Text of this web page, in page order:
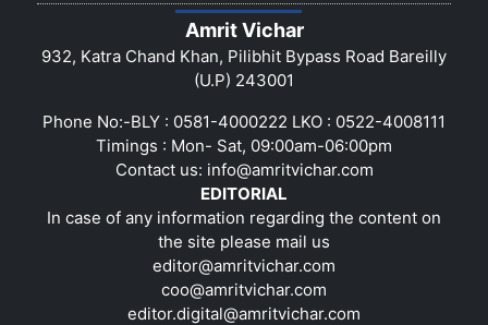
Amrit Vichar
932, Katra Chand Khan, Pilibhit Bypass Road Bareilly
(U.P) 243001
Phone No:-BLY : 0581-4000222 LKO : 0522-4008111
Timings : Mon- Sat, 09:00am-06:00pm
Contact us: info@amritvichar.com
EDITORIAL
In case of any information regarding the content on
the site please mail us
editor@amritvichar.com
coo@amritvichar.com
editor.digital@amritvichar.com